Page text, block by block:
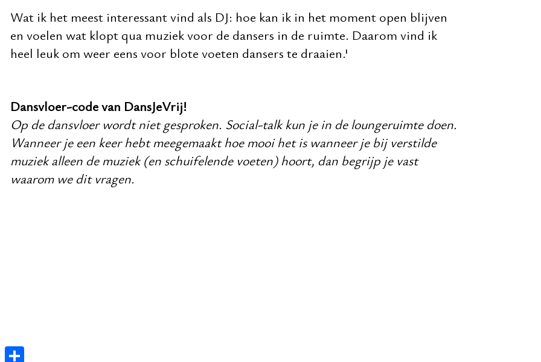
Wat ik het meest interessant vind als DJ: hoe kan ik in het moment open blijven
en voelen wat klopt qua muziek voor de dansers in de ruimte. Daarom vind ik
heel leuk om weer eens voor blote voeten dansers te draaien.'
Dansvloer-code van DansJeVrij!
Op de dansvloer wordt niet gesproken. Social-talk kun je in de loungeruimte doen.
Wanneer je een keer hebt meegemaakt hoe mooi het is wanneer je bij verstilde
muziek alleen de muziek (en schuifelende voeten) hoort, dan begrijp je vast
waarom we dit vragen.
E